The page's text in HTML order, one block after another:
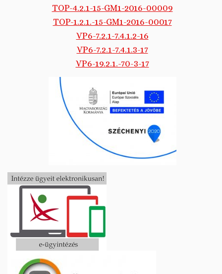
TOP-4.2.1-15-GM1-2016-00009
TOP-1.2.1.-15-GM1-2016-00017
VP6-7.2.1-7.4.1.2-16
VP6-7.2.1-7.4.1.3-17
VP6-19.2.1.-70-3-17